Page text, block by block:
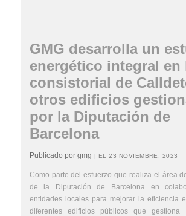
GMG desarrolla un
energético integral en
consistorial de
otros edificios
por la Diputación de
Barcelona
Publicado por gmg | EL 23 NOVIEMBRE, 2023
Como parte del esfuerzo que realiza el área
de la Diputación de Barcelona en
entidades locales para mejorar la eficiencia
diferentes edificios públicos que